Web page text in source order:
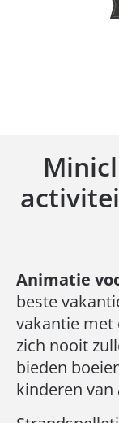
Animatie
beste
vakantie met
zich nooit
bieden
kinderen van